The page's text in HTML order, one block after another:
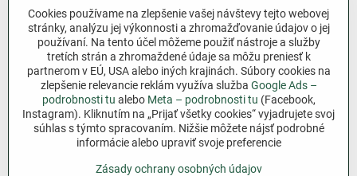
Všetko o nákupe
Ďakujeme za podporu
Sme slovenský e-shop bez dotácií​. Fungujeme len
vďaka vám – ľuďom, ktorí veria v poctivú prácu a
lásku k pôde​. Každý nákup na Jutro​.sk nám pomáha
pokračovať v tom, čo má zmysel – pomáhať
záhradkárom zadarmo a srdcom​.
Cookies používame na zlepšenie vašej návštevy tejto webovej
stránky, analýzu jej výkonnosti a zhromažďovanie údajov o jej
používaní. Na tento účel môžeme použiť nástroje a služby
tretích strán a zhromaždené údaje sa môžu preniesť k
partnerom v EÚ, USA alebo iných krajinách. Súbory cookies na
zlepšenie relevancie reklám využíva služba Google Ads –
podrobnosti tu alebo Meta – podrobnosti tu (Facebook,
Instagram). Kliknutím na „Prijať všetky cookies“ vyjadrujete svoj
súhlas s týmto spracovaním. Nižšie môžete nájsť podrobné
informácie alebo upraviť svoje preferencie
Zásady ochrany osobných údajov